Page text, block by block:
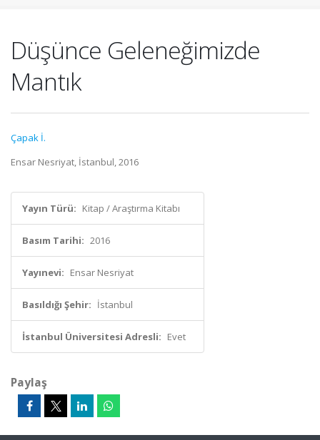
Düşünce Geleneğimizde
Mantık
Çapak İ.
Ensar Nesriyat, İstanbul, 2016
Yayın Türü: Kitap / Araştırma Kitabı
Basım Tarihi: 2016
Yayınevi: Ensar Nesriyat
Basıldığı Şehir: İstanbul
İstanbul Üniversitesi Adresli: Evet
Paylaş